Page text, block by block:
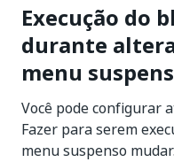
Execução do
durante
menu
Você pode configurar
Fazer para serem
menu suspenso mudar.